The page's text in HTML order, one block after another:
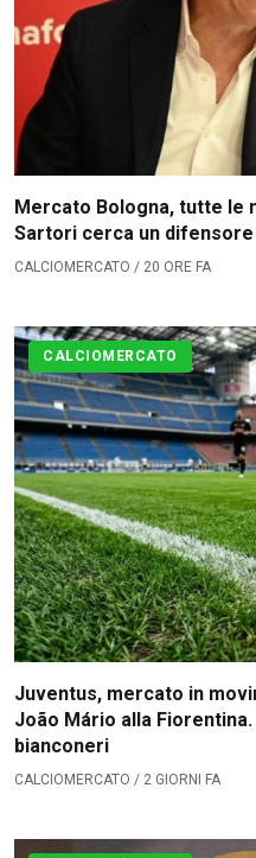
La
Mercato Bologna, tutte le
Sartori cerca un difensore
CALCIOMERCATO / 20 ORE FA
CALCIOMERCATO
Juventus, mercato in
João Mário alla
bianconeri
CALCIOMERCATO / 2 GIORNI FA